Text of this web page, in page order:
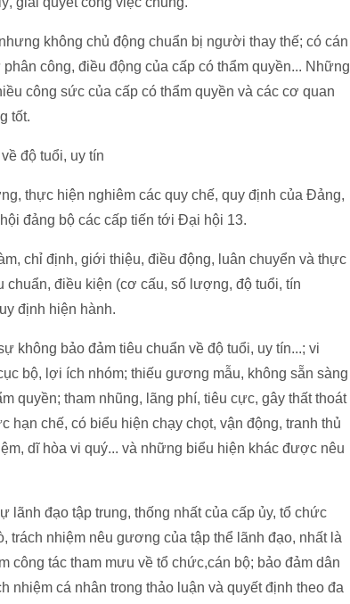
không chủ động chuẩn bị người thay thế; có cán
công, điều động của cấp có thẩm quyền... Những
công sức của cấp có thẩm quyền và các cơ quan
tốt.
độ tuổi, uy tín
thực hiện nghiêm các quy chế, quy định của Đảng,
đảng bộ các cấp tiến tới Đại hội 13.
chỉ định, giới thiệu, điều động, luân chuyển và thực
điều kiện (cơ cấu, số lượng, độ tuổi, tín
định hiện hành.
không bảo đảm tiêu chuẩn về độ tuổi, uy tín...; vi
bộ, lợi ích nhóm; thiếu gương mẫu, không sẵn sàng
quyền; tham nhũng, lãng phí, tiêu cực, gây thất thoát
chế, có biểu hiện chạy chọt, vận động, tranh thủ
dĩ hòa vi quý... và những biểu hiện khác được nêu
lãnh đạo tập trung, thống nhất của cấp ủy, tổ chức
trách nhiệm nêu gương của tập thể lãnh đạo, nhất là
công tác tham mưu về tổ chức,cán bộ; bảo đảm dân
nhiệm cá nhân trong thảo luận và quyết định theo đa